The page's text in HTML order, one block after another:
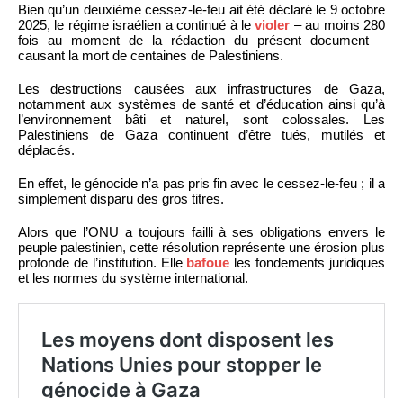
Bien qu’un deuxième cessez-le-feu ait été déclaré le 9 octobre
2025, le régime israélien a continué à levioler – au moins 280
fois au moment de la rédaction du présent document –
causant la mort de centaines de Palestiniens.
Les destructions causées aux infrastructures de Gaza,
notamment aux systèmes de santé et d’éducation ainsi qu’à
l’environnement bâti et naturel, sont colossales. Les
Palestiniens de Gaza continuent d’être tués, mutilés et
déplacés.
En effet, le génocide n’a pas pris fin avec le cessez-le-feu ; il a
simplement disparu des gros titres.
Alors que l’ONU a toujours failli à ses obligations envers le
peuple palestinien, cette résolution représente une érosion plus
profonde de l’institution. Elle bafoue les fondements juridiques
et les normes du système international.